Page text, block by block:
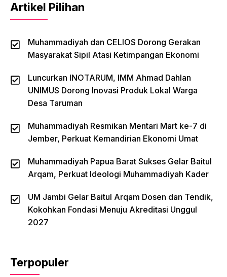
Artikel Pilihan
Muhammadiyah dan CELIOS Dorong Gerakan
Masyarakat Sipil Atasi Ketimpangan Ekonomi
Luncurkan INOTARUM, IMM Ahmad Dahlan
UNIMUS Dorong Inovasi Produk Lokal Warga
Desa Taruman
Muhammadiyah Resmikan Mentari Mart ke-7 di
Jember, Perkuat Kemandirian Ekonomi Umat
Muhammadiyah Papua Barat Sukses Gelar Baitul
Arqam, Perkuat Ideologi Muhammadiyah Kader
UM Jambi Gelar Baitul Arqam Dosen dan Tendik,
Kokohkan Fondasi Menuju Akreditasi Unggul
2027
Terpopuler